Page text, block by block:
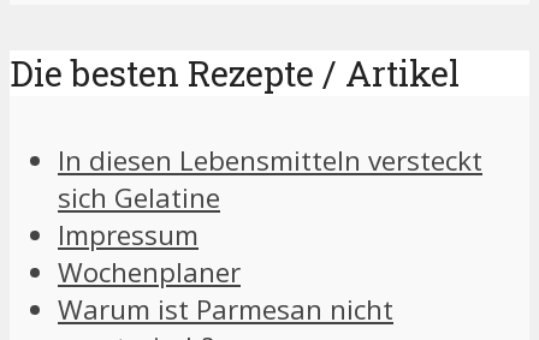
Die besten Rezepte / Artikel
In diesen Lebensmitteln versteckt
sich Gelatine
Impressum
Wochenplaner
Warum ist Parmesan nicht